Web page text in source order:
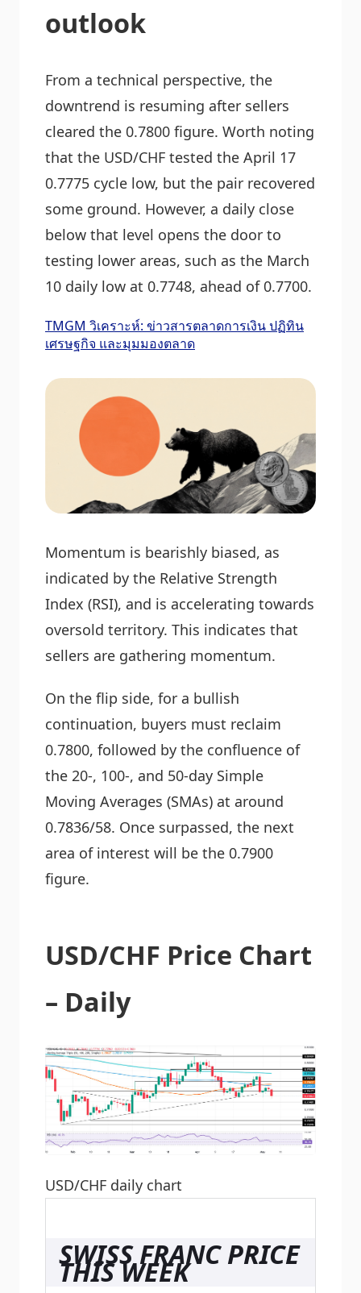
outlook
From a technical perspective, the
downtrend is resuming after sellers
cleared the 0.7800 figure. Worth noting
that the USD/CHF tested the April 17
0.7775 cycle low, but the pair recovered
some ground. However, a daily close
below that level opens the door to
testing lower areas, such as the March
10 daily low at 0.7748, ahead of 0.7700.
TMGM วิเคราะห์: ข่าวสารตลาดการเงิน ปฏิทิน
เศรษฐกิจ และมุมมองตลาด
Momentum is bearishly biased, as
indicated by the Relative Strength
Index (RSI), and is accelerating towards
oversold territory. This indicates that
sellers are gathering momentum.
On the flip side, for a bullish
continuation, buyers must reclaim
0.7800, followed by the confluence of
the 20-, 100-, and 50-day Simple
Moving Averages (SMAs) at around
0.7836/58. Once surpassed, the next
area of interest will be the 0.7900
figure.
USD/CHF Price Chart
– Daily
USD/CHF daily chart
SWISS FRANC PRICE
THIS WEEK